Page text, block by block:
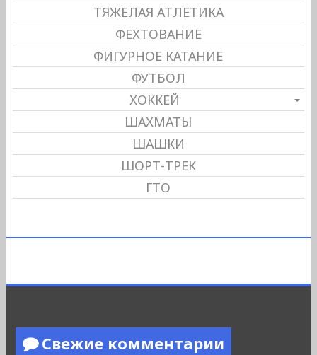
ТЯЖЕЛАЯ АТЛЕТИКА
ФЕХТОВАНИЕ
ФИГУРНОЕ КАТАНИЕ
ФУТБОЛ
ХОККЕЙ
ШАХМАТЫ
ШАШКИ
ШОРТ-ТРЕК
ГТО
Свежие комментарии